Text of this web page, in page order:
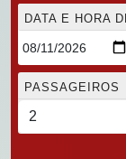
DATA E HORA
PASSAGEIROS